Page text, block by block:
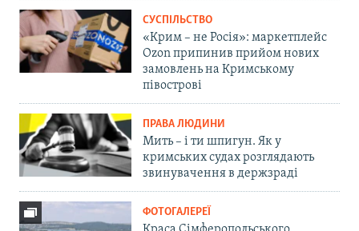
СУСПІЛЬСТВО
«Крим – не Росія»: маркетплейс
Ozon припинив прийом нових
замовлень на Кримському
півострові
ПРАВА ЛЮДИНИ
Мить – і ти шпигун. Як у
кримських судах розглядають
звинувачення в держзраді
ФОТОГАЛЕРЕЇ